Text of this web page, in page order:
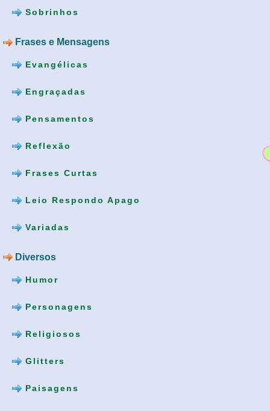
Sobrinhos
Frases e Mensagens
Evangélicas
Engraçadas
Pensamentos
Reflexão
Frases Curtas
Leio Respondo Apago
Variadas
Diversos
Humor
Personagens
Religiosos
Glitters
Paisagens